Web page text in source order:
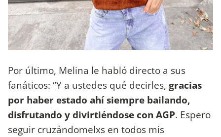
Por último, Melina le habló directo a sus
fanáticos: “Y a ustedes qué decirles, gracias
por haber estado ahí siempre bailando,
disfrutando y divirtiéndose con AGP. Espero
seguir cruzándomelxs en todos mis